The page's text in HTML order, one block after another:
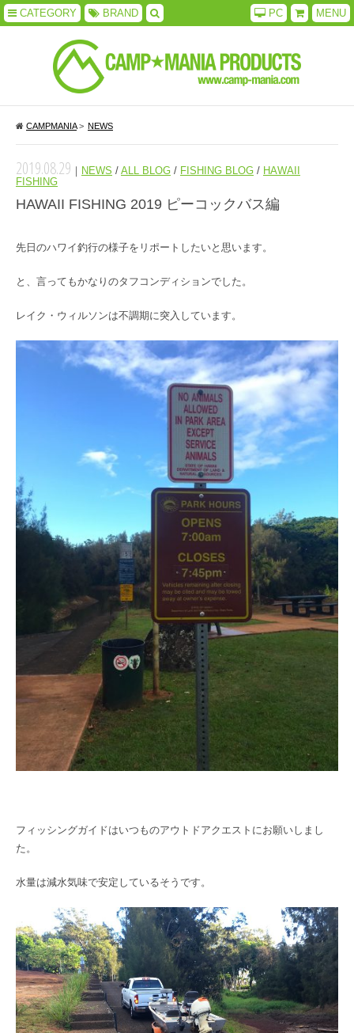
CATEGORY BRAND MENU
PC
CAMPMANIA> NEWS
2019.08.29 ｜ NEWS / ALL BLOG / FISHING BLOG / HAWAII
FISHING
HAWAII FISHING 2019 ピーコックバス編
先日のハワイ釣行の様子をリポートしたいと思います。
と、言ってもかなりのタフコンディションでした。
レイク・ウィルソンは不調期に突入しています。
フィッシングガイドはいつものアウトドアクエストにお願いしまし
た。
水量は減水気味で安定しているそうです。